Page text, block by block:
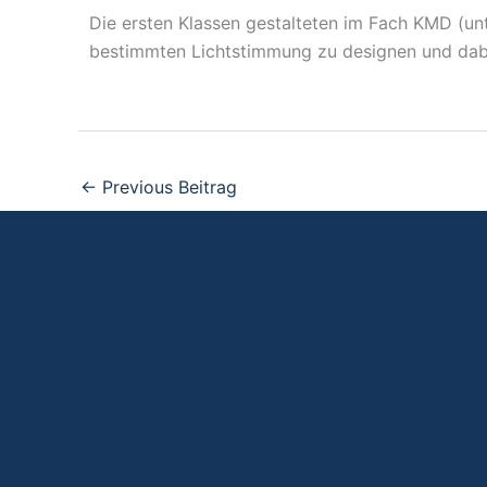
Die ersten Klassen gestalteten im Fach KMD
bestimmten Lichtstimmung zu designen und
← Previous Beitrag